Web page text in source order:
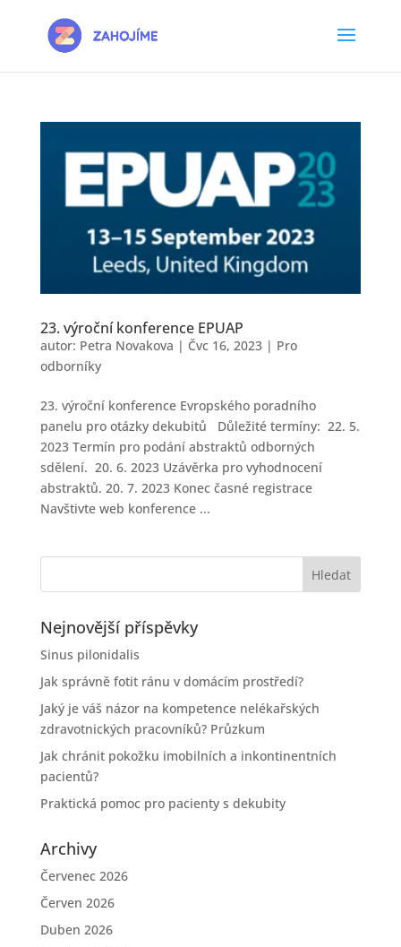
23. výroční konference EPUAP
autor: Petra Novakova | Čvc 16, 2023| Pro
odborníky
23. výroční konference Evropského poradního
panelu pro otázky dekubitů Důležité termíny: 22. 5.
2023 Termín pro podání abstraktů odborných
sdělení. 20. 6. 2023 Uzávěrka pro vyhodnocení
abstraktů. 20. 7. 2023 Konec časné registrace
Navštivte web konference ...
Nejnovější příspěvky
Sinus pilonidalis
Jak správně fotit ránu v domácím prostředí?
Jaký je váš názor na kompetence nelékařských
zdravotnických pracovníků? Průzkum
Jak chránit pokožku imobilních a inkontinentních
pacientů?
Praktická pomoc pro pacienty s dekubity
Archivy
Červenec 2026
Červen 2026
Duben 2026